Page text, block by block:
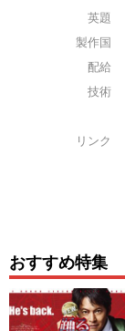
英題
製作国
配給
技術
リンク
おすすめ特集